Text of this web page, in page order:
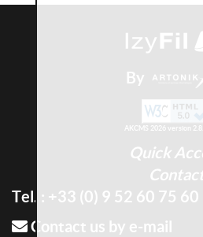
By
AKCMS 2026 version
Quick
Tel. : +33 (0) 9 52 60 75 60
Contact us by e-mail